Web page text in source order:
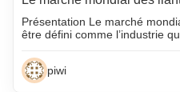
Présentation Le marché
être défini comme l’industrie
piwi